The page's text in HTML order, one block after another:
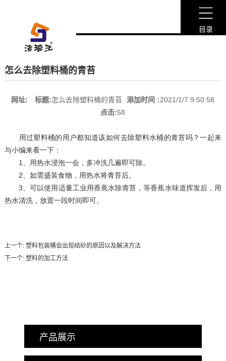
目录
怎么去除塑料桶的青苔
网址: 标题:怎么去除塑料桶的青苔 添加时间 :2021/1/7 9:50:58
点击:58
用过塑料桶的用户都知道该如何去除塑料水桶的青苔吗？一起来
与小编来看一下：
1、用热水浸泡一会，多冲洗几遍即可除。
2、如需盛装食物，用热水将青苔后。
3、可以使用适量工业用香蕉水除青苔，等香蕉水味道挥发后，用
热水清洗，放置一段时间即可。
上一个: 塑料包装桶会出现结砂的原因以及解决方法
下一个: 塑料的加工方法
产品展示